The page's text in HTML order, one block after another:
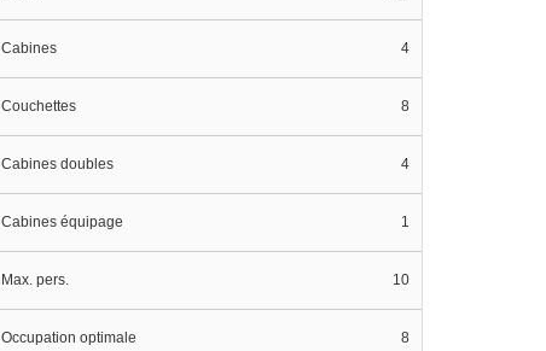
Cabines 4
Couchettes 8
Cabines doubles 4
Cabines équipage 1
Max. pers. 10
Occupation optimale 8